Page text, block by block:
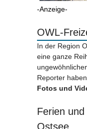
-Anzeige-
OWL-
In der Region
eine ganze
Reporter
Fotos und
Ferien
Ostsee